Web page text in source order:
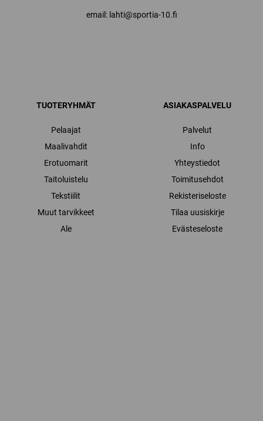
email: lahti@sportia-10.fi
TUOTERYHMÄT
Pelaajat
Maalivahdit
Erotuomarit
Taitoluistelu
Tekstiilit
Muut tarvikkeet
Ale
ASIAKASPALVELU
Palvelut
Info
Yhteystiedot
Toimitusehdot
Rekisteriseloste
Tilaa uusiskirje
Evästeseloste